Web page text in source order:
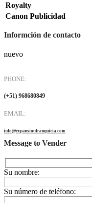
Royalty
Canon Publicidad
Informción de contacto
nuevo
PHONE:
(+51) 968680849
EMAIL:
info@expansionfranquicia.com
Message to Vender
Su nombre:
Su número de teléfono: